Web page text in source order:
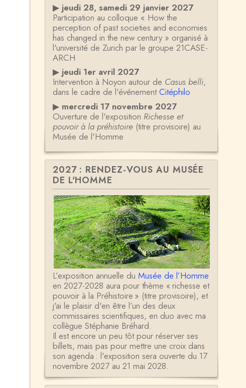
▶ jeudi 28, samedi 29 janvier 2027
Participation au colloque « How the
perception of past societies and economies
has changed in the new century » organisé à
l'université de Zurich par le groupe 21CASE-
ARCH
▶ jeudi 1er avril 2027
Intervention à Noyon autour de Casus belli,
dans le cadre de l'événementCitéphilo
▶ mercredi 17 novembre 2027
Ouverture de l'exposition Richesse et
pouvoir à la préhistoire(titre provisoire) au
Musée de l'Homme
2027 : RENDEZ-VOUS AU MUSÉE
DE L'HOMME
L’exposition annuelle du Musée de l’Homme
en 2027-2028 aura pour thème « richesse et
pouvoir à la Préhistoire » (titre provisoire), et
j'ai le plaisir d'en être l’un des deux
commissaires scientifiques, en duo avec ma
collègue Stéphanie Bréhard.
Il est encore un peu tôt pour réserver ses
billets, mais pas pour mettre une croix dans
son agenda : l'exposition sera ouverte du 17
novembre 2027 au 21 mai 2028.